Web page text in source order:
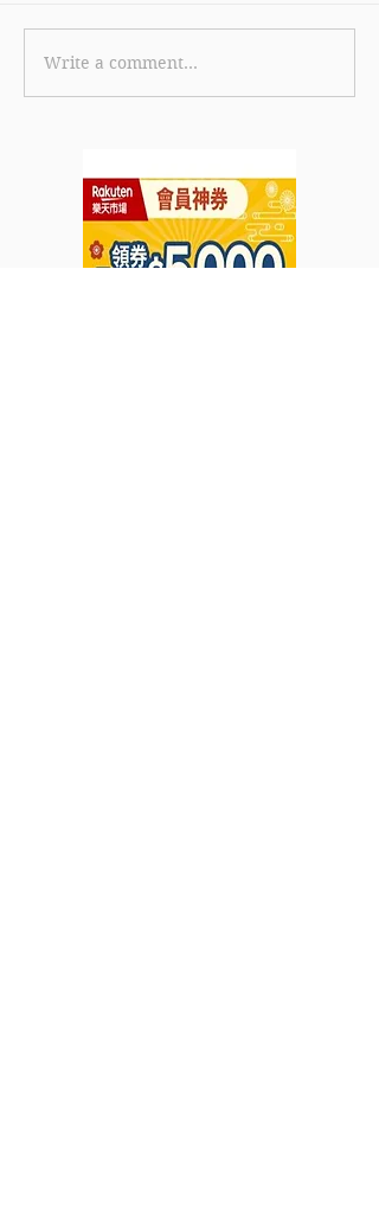
【美國運通白金卡優惠】
美國運通白金卡限時全新
贈 (優惠至2026年6月30
日)
Write a comment...